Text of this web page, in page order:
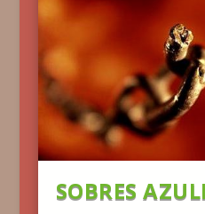
SOBRES